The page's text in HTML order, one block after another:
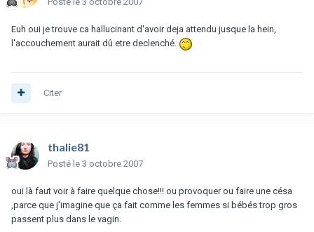
Euh oui je trouve ca hallucinant d'avoir deja attendu jusque la hein,
l'accouchement aurait dû etre declenché.
Citer
thalie81
Posté le 3 octobre 2007
oui là faut voir à faire quelque chose!!! ou provoquer ou faire une césa
,parce que j'imagine que ça fait comme les femmes si bébés trop gros
passent plus dans le vagin.